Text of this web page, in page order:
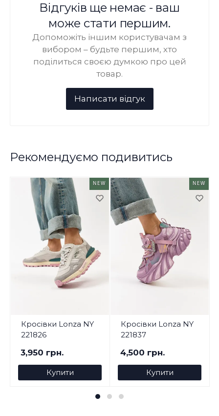
Відгуків ще немає - ваш
може стати першим.
Допоможіть іншим користувачам з
вибором – будьте першим, хто
поділиться своєю думкою про цей
товар.
Рекомендуємо подивитись
NEW
Кросівки Lonza NY
221826
3,950 грн.
Купити
NEW
Кросівки Lonza NY
221837
4,500 грн.
Купити